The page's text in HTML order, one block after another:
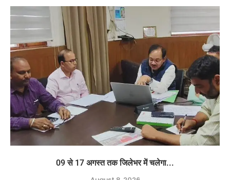
09 से 17 अगस्त तक जिलेभर में चलेगा...